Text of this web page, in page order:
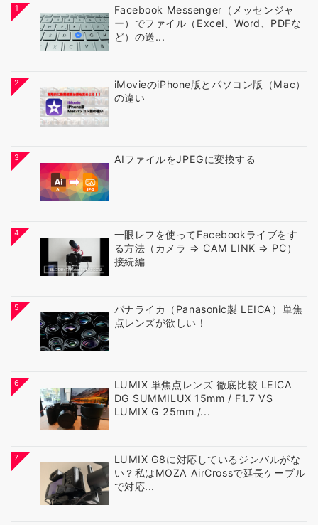
1
Facebook Messenger（メッセンジャ
ー）でファイル（Excel、Word、PDFな
ど）の送...
2
iMovieのiPhone版とパソコン版（Mac）
の違い
3 AIファイルをJPEGに変換する
4
一眼レフを使ってFacebookライブをす
る方法（カメラ ⇒ CAM LINK ⇒ PC）
接続編
5
パナライカ（Panasonic製 LEICA）単焦
点レンズが欲しい！
6
LUMIX 単焦点レンズ 徹底比較 LEICA
DG SUMMILUX 15mm / F1.7 VS
LUMIX G 25mm /...
7
LUMIX G8に対応しているジンバルがな
い？私はMOZA AirCrossで延長ケーブル
で対応...